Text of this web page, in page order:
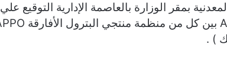
بمقر الوزارة بالعاصمة الإدارية التوقيع علي
) .